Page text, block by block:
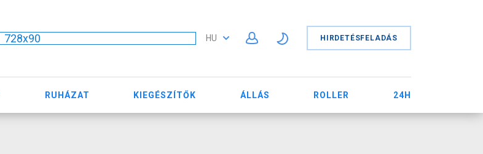
728x90 HU HIRDETÉSFELADÁS
RUHÁZAT KIEGÉSZÍTŐK ÁLLÁS ROLLER 24H